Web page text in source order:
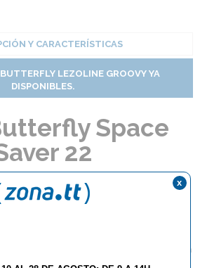
Y CARACTERÍSTICAS
LEZOLINE GROOVY YA
DISPONIBLES.
Space
22
y lista para jugar - Sistema
SC).
gama Butterfly, ideal para torneos, partidos
escolares. La superficie de 22 mm
de juego excelentes. El bastidor metálico con
con frenos de bloqueo— proporciona la
x